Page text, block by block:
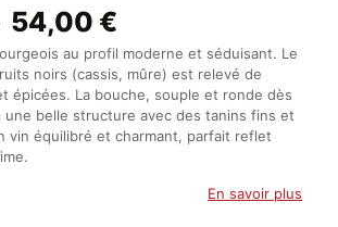
54,00 €
de
prix :
9,00 €
à
54,00 €
au profil moderne et séduisant. Le
noirs (cassis, mûre) est relevé de
épicées. La bouche, souple et ronde dès
une belle structure avec des tanins fins et
vin équilibré et charmant, parfait reflet
En savoir plus